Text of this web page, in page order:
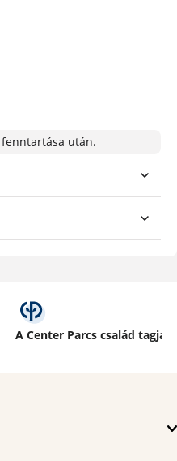
után.
A Center Parcs család tagja